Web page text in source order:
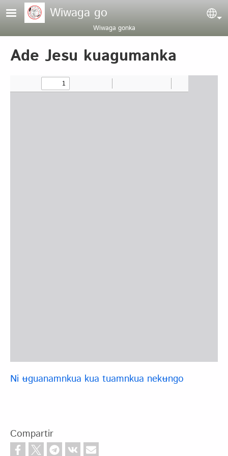
Pasar al contenido principal
Wiwaga go
Wiwaga gonka
Ade Jesu kuagumanka
Ni ʉguanamnkua kua tuamnkua nekʉngo
Compartir